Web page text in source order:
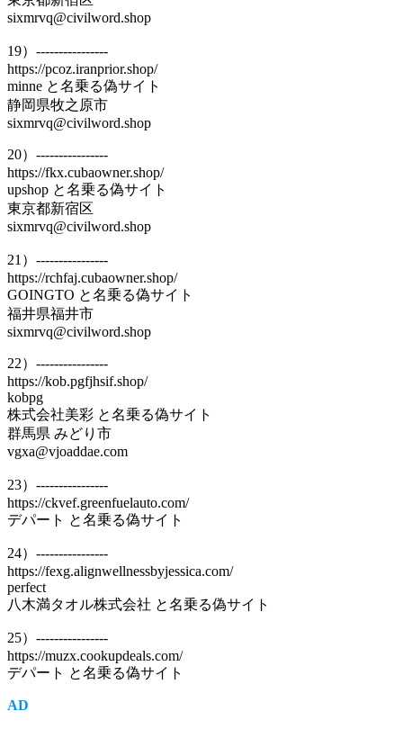
sixmrvq@civilword.shop
19）----------------
https://pcoz.iranprior.shop/
minne と名乗る偽サイト
静岡県牧之原市
sixmrvq@civilword.shop
20）----------------
https://fkx.cubaowner.shop/
upshop と名乗る偽サイト
東京都新宿区
sixmrvq@civilword.shop
21）----------------
https://rchfaj.cubaowner.shop/
GOINGTO と名乗る偽サイト
福井県福井市
sixmrvq@civilword.shop
22）----------------
https://kob.pgfjhsif.shop/
kobpg
株式会社美彩 と名乗る偽サイト
群馬県 みどり市
vgxa@vjoaddae.com
23）----------------
https://ckvef.greenfuelauto.com/
デパート と名乗る偽サイト
24）----------------
https://fexg.alignwellnessbyjessica.com/
perfect
八木満タオル株式会社 と名乗る偽サイト
25）----------------
https://muzx.cookupdeals.com/
デパート と名乗る偽サイト
AD